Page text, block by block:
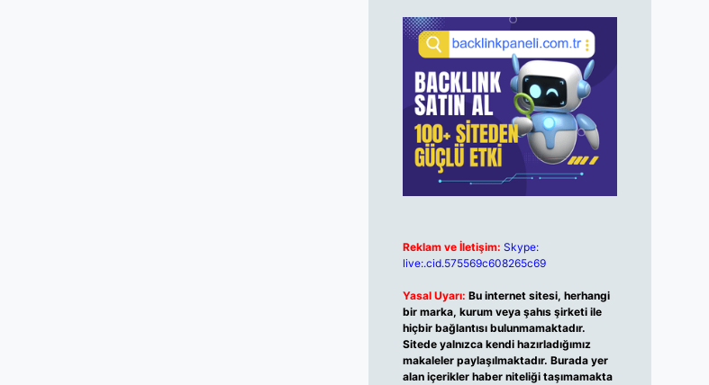
Reklam ve İletişim: Skype:
live:.cid.575569c608265c69
Yasal Uyarı: Bu internet sitesi, herhangi
bir marka, kurum veya şahıs şirketi ile
hiçbir bağlantısı bulunmamaktadır.
Sitede yalnızca kendi hazırladığımız
makaleler paylaşılmaktadır. Burada yer
alan içerikler haber niteliği taşımamakta